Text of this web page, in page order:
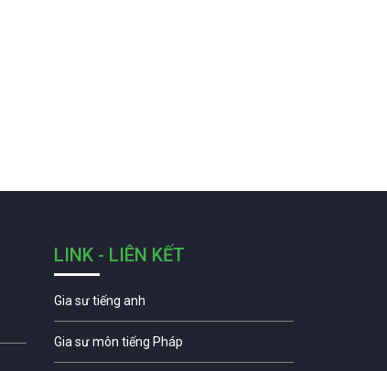
LINK - LIÊN KẾT
Gia sư tiếng anh
Gia sư môn tiếng Pháp